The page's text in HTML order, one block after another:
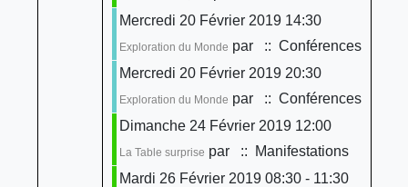
Mercredi 20 Février 2019 14:30
Exploration du Monde par
:: Conférences
Mercredi 20 Février 2019 20:30
Exploration du Monde par
:: Conférences
Dimanche 24 Février 2019 12:00
La Table surprise par
:: Manifestations
Mardi 26 Février 2019 08:30 - 11:30